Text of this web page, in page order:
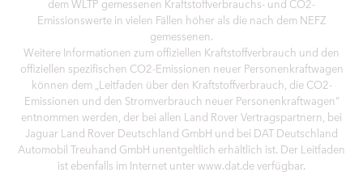
dem WLTP gemessenen Kraftstoffverbrauchs- und CO2-
Emissionswerte in vielen Fällen höher als die nach dem NEFZ
gemessenen.
Weitere Informationen zum offiziellen Kraftstoffverbrauch und den
offiziellen spezifischen CO2-Emissionen neuer Personenkraftwagen
können dem „Leitfaden über den Kraftstoffverbrauch, die CO2-
Emissionen und den Stromverbrauch neuer Personenkraftwagen“
entnommen werden, der bei allen Land Rover Vertragspartnern, bei
Jaguar Land Rover Deutschland GmbH und bei DAT Deutschland
Automobil Treuhand GmbH unentgeltlich erhältlich ist. Der Leitfaden
ist ebenfalls im Internet unter www.dat.de verfügbar.